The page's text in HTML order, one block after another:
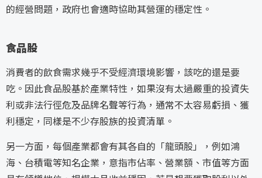
的經營問題，政府也會適時協助其營運的穩定性。
食品股
消費者的飲食需求幾乎不受經濟環境影響，該吃的還是要
吃。因此食品股基於產業特性，如果沒有太過嚴重的投資失
利或非法行徑危及品牌名聲等行為，通常不太容易虧損、獲
利穩定，同樣是不少存股族的投資清單。
另一方面，每個產業都會有其各自的「龍頭股」，例如鴻
海、台積電等知名企業，意指市佔率、營業額、市值等方面